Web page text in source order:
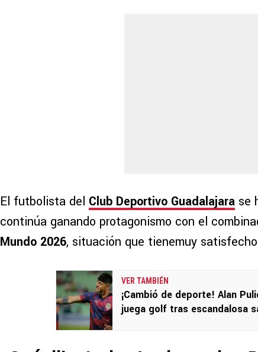
El futbolista del Club Deportivo Guadalajara se
continúa ganando protagonismo con el
Mundo 2026, situación que tienemuy
VER TAMBIÉN
¡Cambió de deporte! Alan
juega golf tras escandalosa